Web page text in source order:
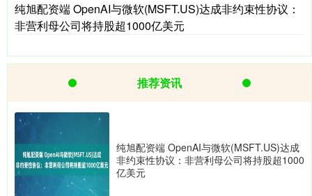
纯旭配资端 OpenAI与微软(MSFT.US)达成非约束性协议：
非营利母公司将持股超1000亿美元
推荐资讯
纯旭配资端 OpenAI与微软(MSFT.US)达成
非约束性协议：非营利母公司将持股超1000
亿美元